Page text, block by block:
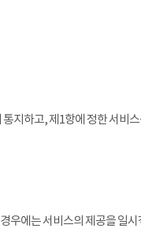
지하고, 제1항에 정한 서비
우에는 서비스의 제공을 일